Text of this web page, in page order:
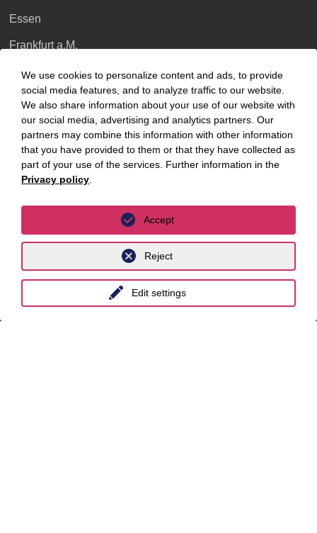
Essen
Frankfurt a.M.
Hamburg
Hanover
Leipzig
Munich
Stuttgart
International
unyer
Belgium
We use cookies to personalize content and ads, to provide
social media features, and to analyze traffic to our website.
We also share information about your use of our website with
our social media, advertising and analytics partners. Our
partners may combine this information with other information
that you have provided to them or that they have collected as
part of your use of the services. Further information in the
Privacy policy
Edit settings
Reject
Accept